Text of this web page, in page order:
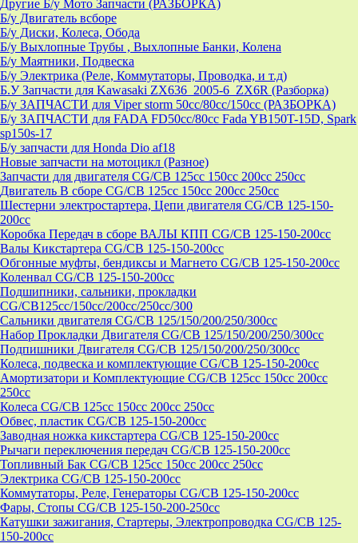
Другие Б/у Мото Запчасти (РАЗБОРКА)
Б/у Двигатель всборе
Б/у Диски, Колеса, Обода
Б/у Выхлопные Трубы , Выхлопные Банки, Колена
Б/у Маятники, Подвеска
Б/у Электрика (Реле, Коммутаторы, Проводка, и т.д)
Б.У Запчасти для Kawasaki ZX636_2005-6_ZX6R (Разборка)
Б/у ЗАПЧАСТИ для Viper storm 50cc/80cc/150cc (РАЗБОРКА)
Б/у ЗАПЧАСТИ для FADA FD50cc/80cc Fada YB150T-15D, Spark
sp150s-17
Б/у запчасти для Honda Dio af18
Новые запчасти на мотоцикл (Разное)
Запчасти для двигателя CG/CB 125cc 150cc 200cc 250cc
Двигатель В сборе CG/CB 125cc 150cc 200cc 250cc
Шестерни электростартера, Цепи двигателя CG/CB 125-150-
200cc
Коробка Передач в сборе ВАЛЫ КПП CG/CB 125-150-200cc
Валы Кикстартера CG/CB 125-150-200cc
Обгонные муфты, бендиксы и Магнето CG/CB 125-150-200cc
Коленвал CG/CB 125-150-200cc
Подшипники, сальники, прокладки
CG/CB125сс/150cc/200cc/250cc/300
Сальники двигателя CG/CB 125/150/200/250/300cc
Набор Прокладки Двигателя CG/CB 125/150/200/250/300cc
Подпишники Двигателя CG/CB 125/150/200/250/300cc
Колеса, подвеска и комплектующие CG/CB 125-150-200cc
Амортизатори и Комплектующие CG/CB 125cc 150cc 200cc
250cc
Колеса CG/CB 125cc 150cc 200cc 250cc
Обвес, пластик CG/CB 125-150-200cc
Заводная ножка кикстартера CG/CB 125-150-200cc
Рычаги переключения передач CG/CB 125-150-200cc
Топливный Бак CG/CB 125cc 150cc 200cc 250cc
Электрика CG/CB 125-150-200cc
Коммутаторы, Реле, Генераторы CG/CB 125-150-200cc
Фары, Стопы CG/CB 125-150-200-250cc
Катушки зажигания, Стартеры, Электропроводка CG/CB 125-
150-200cc